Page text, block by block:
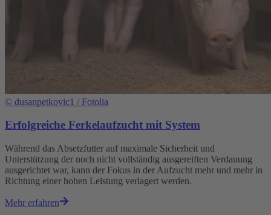
© dusanpetkovic1 / Fotolia
Erfolgreiche Ferkelaufzucht mit System
Während das Absetzfutter auf maximale Sicherheit und
Unterstützung der noch nicht vollständig ausgereiften Verdauung
ausgerichtet war, kann der Fokus in der Aufzucht mehr und mehr in
Richtung einer hohen Leistung verlagert werden.
Mehr erfahren